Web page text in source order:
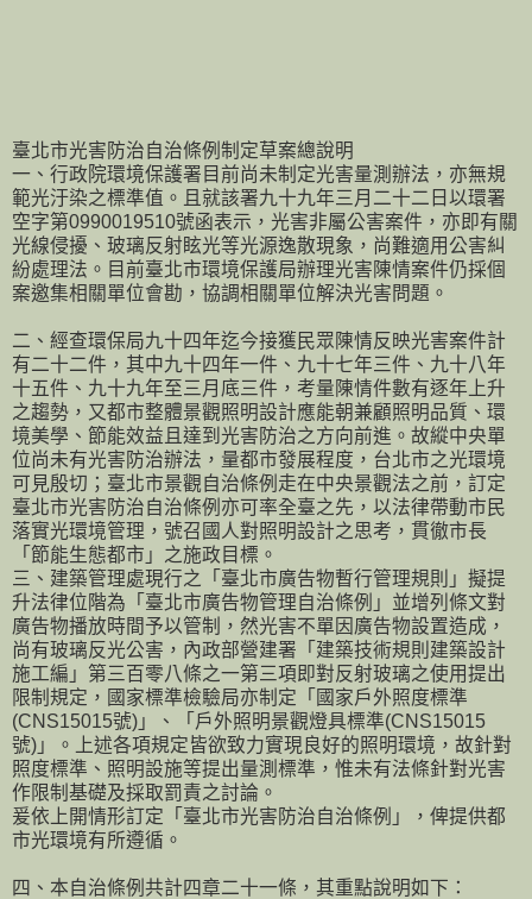
臺北市光害防治自治條例制定草案總說明
一、行政院環境保護署目前尚未制定光害量測辦法，亦無規
範光汙染之標準值。且就該署九十九年三月二十二日以環署
空字第0990019510號函表示，光害非屬公害案件，亦即有關
光線侵擾、玻璃反射眩光等光源逸散現象，尚難適用公害糾
紛處理法。目前臺北市環境保護局辦理光害陳情案件仍採個
案邀集相關單位會勘，協調相關單位解決光害問題。
二、經查環保局九十四年迄今接獲民眾陳情反映光害案件計
有二十二件，其中九十四年一件、九十七年三件、九十八年
十五件、九十九年至三月底三件，考量陳情件數有逐年上升
之趨勢，又都市整體景觀照明設計應能朝兼顧照明品質、環
境美學、節能效益且達到光害防治之方向前進。故縱中央單
位尚未有光害防治辦法，量都市發展程度，台北市之光環境
可見殷切；臺北市景觀自治條例走在中央景觀法之前，訂定
臺北市光害防治自治條例亦可率全臺之先，以法律帶動市民
落實光環境管理，號召國人對照明設計之思考，貫徹市長
「節能生態都市」之施政目標。
三、建築管理處現行之「臺北市廣告物暫行管理規則」擬提
升法律位階為「臺北市廣告物管理自治條例」並增列條文對
廣告物播放時間予以管制，然光害不單因廣告物設置造成，
尚有玻璃反光公害，內政部營建署「建築技術規則建築設計
施工編」第三百零八條之一第三項即對反射玻璃之使用提出
限制規定，國家標準檢驗局亦制定「國家戶外照度標準
(CNS15015號)」、「戶外照明景觀燈具標準(CNS15015
號)」。上述各項規定皆欲致力實現良好的照明環境，故針對
照度標準、照明設施等提出量測標準，惟未有法條針對光害
作限制基礎及採取罰責之討論。
爰依上開情形訂定「臺北市光害防治自治條例」，俾提供都
市光環境有所遵循。
四、本自治條例共計四章二十一條，其重點說明如下：